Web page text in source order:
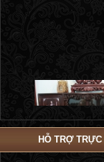
Tủ đứng
HỖ TRỢ TRỰC